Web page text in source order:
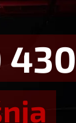
430